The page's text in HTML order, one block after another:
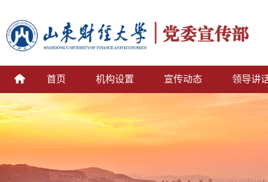
首页 机构设置 宣传动态 领导讲